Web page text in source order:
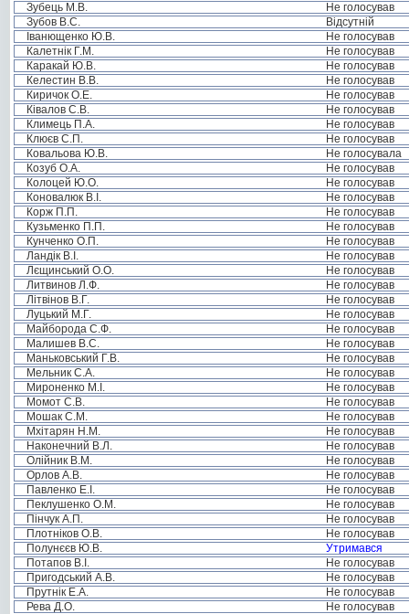
Зубець М.В.
Не голосував
Зубов В.С.
Відсутній
Іванющенко Ю.В.
Не голосував
Калетнік Г.М.
Не голосував
Каракай Ю.В.
Не голосував
Келестин В.В.
Не голосував
Киричок О.Е.
Не голосував
Ківалов С.В.
Не голосував
Климець П.А.
Не голосував
Клюєв С.П.
Не голосував
Ковальова Ю.В.
Не голосувала
Козуб О.А.
Не голосував
Колоцей Ю.О.
Не голосував
Коновалюк В.І.
Не голосував
Корж П.П.
Не голосував
Кузьменко П.П.
Не голосував
Кунченко О.П.
Не голосував
Ландік В.І.
Не голосував
Лєщинський О.О.
Не голосував
Литвинов Л.Ф.
Не голосував
Літвінов В.Г.
Не голосував
Луцький М.Г.
Не голосував
Майборода С.Ф.
Не голосував
Малишев В.С.
Не голосував
Маньковський Г.В.
Не голосував
Мельник С.А.
Не голосував
Мироненко М.І.
Не голосував
Момот С.В.
Не голосував
Мошак С.М.
Не голосував
Мхітарян Н.М.
Не голосував
Наконечний В.Л.
Не голосував
Олійник В.М.
Не голосував
Орлов А.В.
Не голосував
Павленко Е.І.
Не голосував
Пеклушенко О.М.
Не голосував
Пінчук А.П.
Не голосував
Плотніков О.В.
Не голосував
Полунєєв Ю.В.
Утримався
Потапов В.І.
Не голосував
Пригодський А.В.
Не голосував
Прутнік Е.А.
Не голосував
Рева Д.О.
Не голосував